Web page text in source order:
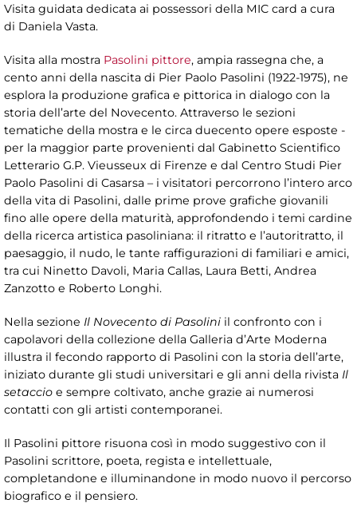
Visita guidata dedicata ai possessori della MIC card a cura
di Daniela Vasta.
Visita alla mostra Pasolini pittore, ampia rassegna che, a
cento anni della nascita di Pier Paolo Pasolini (1922-1975), ne
esplora la produzione grafica e pittorica in dialogo con la
storia dell’arte del Novecento. Attraverso le sezioni
tematiche della mostra e le circa duecento opere esposte -
per la maggior parte provenienti dal Gabinetto Scientifico
Letterario G.P. Vieusseux di Firenze e dal Centro Studi Pier
Paolo Pasolini di Casarsa – i visitatori percorrono l’intero arco
della vita di Pasolini, dalle prime prove grafiche giovanili
fino alle opere della maturità, approfondendo i temi cardine
della ricerca artistica pasoliniana: il ritratto e l’autoritratto, il
paesaggio, il nudo, le tante raffigurazioni di familiari e amici,
tra cui Ninetto Davoli, Maria Callas, Laura Betti, Andrea
Zanzotto e Roberto Longhi.
Nella sezione Il Novecento di Pasolini il confronto con i
capolavori della collezione della Galleria d’Arte Moderna
illustra il fecondo rapporto di Pasolini con la storia dell’arte,
iniziato durante gli studi universitari e gli anni della rivista Il
setaccio e sempre coltivato, anche grazie ai numerosi
contatti con gli artisti contemporanei.
Il Pasolini pittore risuona così in modo suggestivo con il
Pasolini scrittore, poeta, regista e intellettuale,
completandone e illuminandone in modo nuovo il percorso
biografico e il pensiero.